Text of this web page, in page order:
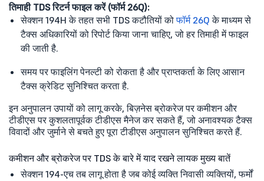
तिमाही TDS रिटर्न फाइल करें (फॉर्म 26Q):
सेक्शन 194H के तहत सभी TDS कटौतियों कोफॉर्म 26Q के माध्यम से
टैक्स अधिकारियों को रिपोर्ट किया जाना चाहिए, जो हर तिमाही में फाइल
की जाती है.
समय पर फाइलिंग पेनल्टी को रोकता है और प्राप्तकर्ता के लिए आसान
टैक्स क्रेडिट सुनिश्चित करता है.
इन अनुपालन उपायों को लागू करके, बिज़नेस ब्रोकरेज पर कमीशन और
टीडीएस पर कुशलतापूर्वक टीडीएस मैनेज कर सकते हैं, जो अनावश्यक टैक्स
विवादों और जुर्माने से बचते हुए पूरा टीडीएस अनुपालन सुनिश्चित करते हैं.
कमीशन और ब्रोकरेज पर TDS के बारे में याद रखने लायक मुख्य बातें
सेक्शन 194-एच तब लागू होता है जब कोई व्यक्ति निवासी व्यक्तियों, फर्मों